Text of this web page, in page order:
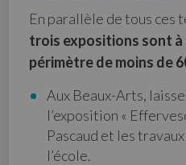
En parallèle de tous ces
trois expositions sont à
périmètre de moins de
Aux Beaux-Arts,
l’exposition «
Pascaud et les
l’école.